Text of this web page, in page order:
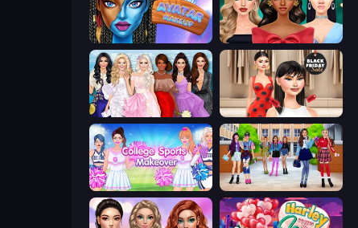
Avatar Make Up New Year's Eve Makeup
Model Dress Up Girl Shopaholic Black Friday
College Sport Team Makeover High School BFFs: Girls Team